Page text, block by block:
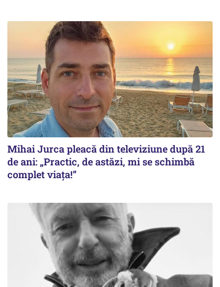
Mihai Jurca pleacă din televiziune după 21
de ani: „Practic, de astăzi, mi se schimbă
complet viața!”